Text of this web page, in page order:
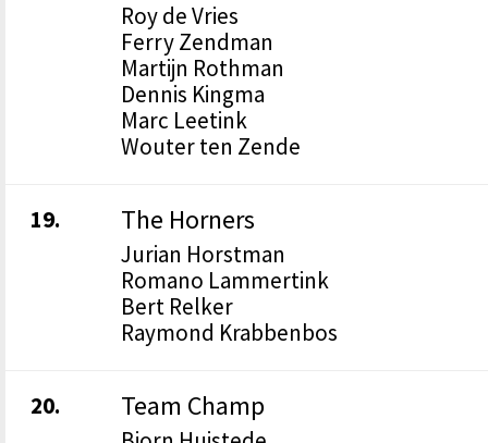
Roy de Vries
Ferry Zendman
Martijn Rothman
Dennis Kingma
Marc Leetink
Wouter ten Zende
19. The Horners
Jurian Horstman
Romano Lammertink
Bert Relker
Raymond Krabbenbos
20. Team Champ